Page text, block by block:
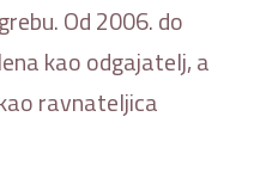
Od 2006. do
kao odgajatelj, a
ravnateljica